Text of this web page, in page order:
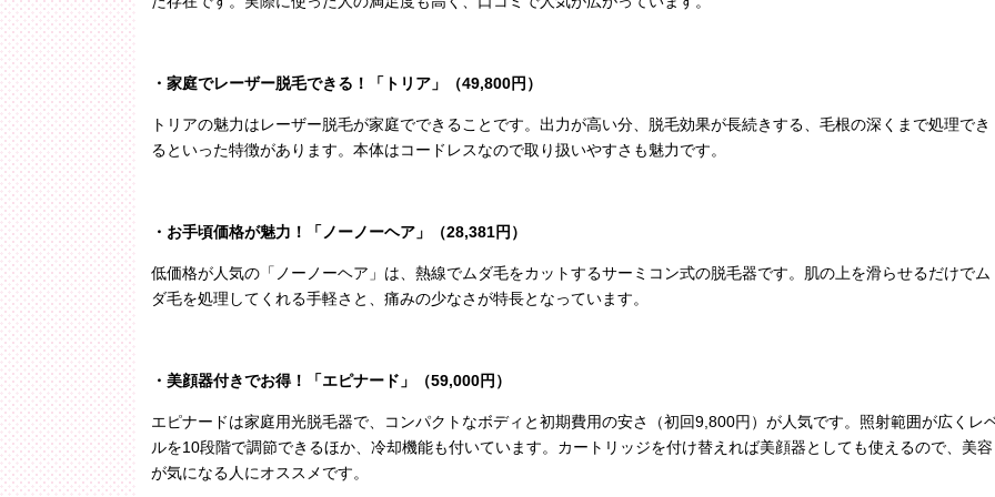
・家庭でレーザー脱毛できる！「トリア」（49,800円）
トリアの魅力はレーザー脱毛が家庭でできることです。出力が高い分、脱毛効果が長続きする、毛根の深くまで処理でき
るといった特徴があります。本体はコードレスなので取り扱いやすさも魅力です。
・お手頃価格が魅力！「ノーノーヘア」（28,381円）
低価格が人気の「ノーノーヘア」は、熱線でムダ毛をカットするサーミコン式の脱毛器です。肌の上を滑らせるだけでム
ダ毛を処理してくれる手軽さと、痛みの少なさが特長となっています。
・美顔器付きでお得！「エピナード」（59,000円）
エピナードは家庭用光脱毛器で、コンパクトなボディと初期費用の安さ（初回9,800円）が人気です。照射範囲が広くレ
ルを10段階で調節できるほか、冷却機能も付いています。カートリッジを付け替えれば美顔器としても使えるので、美容
が気になる人にオススメです。